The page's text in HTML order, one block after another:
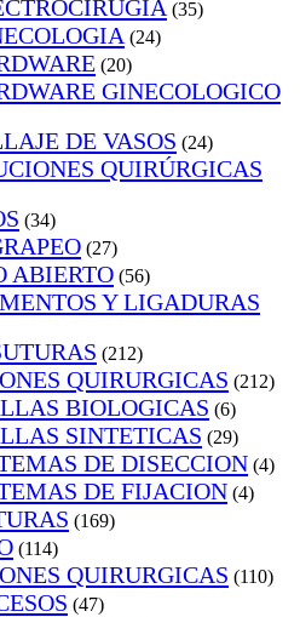
(35)
(24)
(20)
GINECOLOGICO
DE VASOS (24)
QUIRÚRGICAS
(34)
(27)
ABIERTO (56)
Y LIGADURAS
(212)
QUIRURGICAS (212)
BIOLOGICAS (6)
SINTETICAS (29)
DE DISECCION (4)
DE FIJACION (4)
(169)
(114)
QUIRURGICAS (110)
(47)